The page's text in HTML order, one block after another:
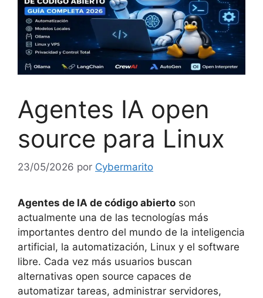
Agentes IA open
source para Linux
23/05/2026 por Cybermarito
Agentes de IA de código abierto son
actualmente una de las tecnologías más
importantes dentro del mundo de la inteligencia
artificial, la automatización, Linux y el software
libre. Cada vez más usuarios buscan
alternativas open source capaces de
automatizar tareas, administrar servidores,